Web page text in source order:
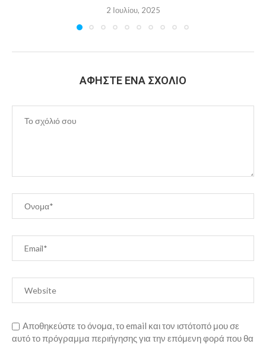
2 Ιουλίου, 2025
ΑΦΉΣΤΕ ΈΝΑ ΣΧΌΛΙΟ
Αποθηκεύστε το όνομα, το email και τον ιστότοπό μου σε
αυτό το πρόγραμμα περιήγησης για την επόμενη φορά που θα